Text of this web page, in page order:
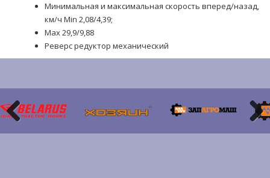
Минимальная и максимальная скорость вперед/назад,
км/ч Min 2,08/4,39;
Max 29,9/9,88
Реверс редуктор механический